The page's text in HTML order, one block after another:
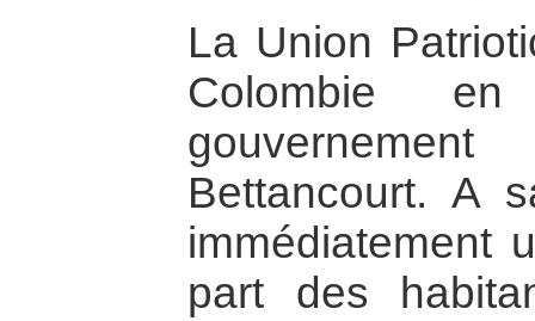
La Union
Colombie
Bettancourt. A
immédiatement
part des